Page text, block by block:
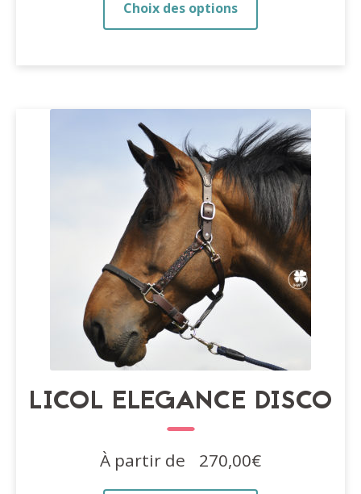
Choix des options
a
options
peuvent
être
choisies
sur
la
page
du
produit
LICOL ELEGANCE DISCO
À partir de 270,00€